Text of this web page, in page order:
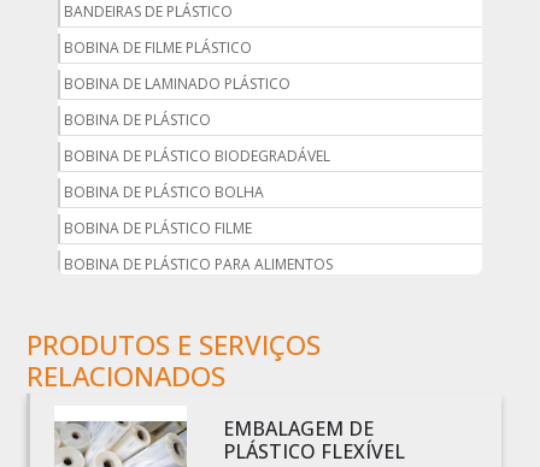
BANDEIRAS DE PLÁSTICO
BOBINA DE FILME PLÁSTICO
BOBINA DE LAMINADO PLÁSTICO
BOBINA DE PLÁSTICO
BOBINA DE PLÁSTICO BIODEGRADÁVEL
BOBINA DE PLÁSTICO BOLHA
BOBINA DE PLÁSTICO FILME
BOBINA DE PLÁSTICO PARA ALIMENTOS
BOBINA DE PLÁSTICO PRETO
BOBINA DE PLÁSTICO TRANSPARENTE
BOBINA PLÁSTICA
PRODUTOS E SERVIÇOS
RELACIONADOS
EMBALAGEM DE
PLÁSTICO FLEXÍVEL